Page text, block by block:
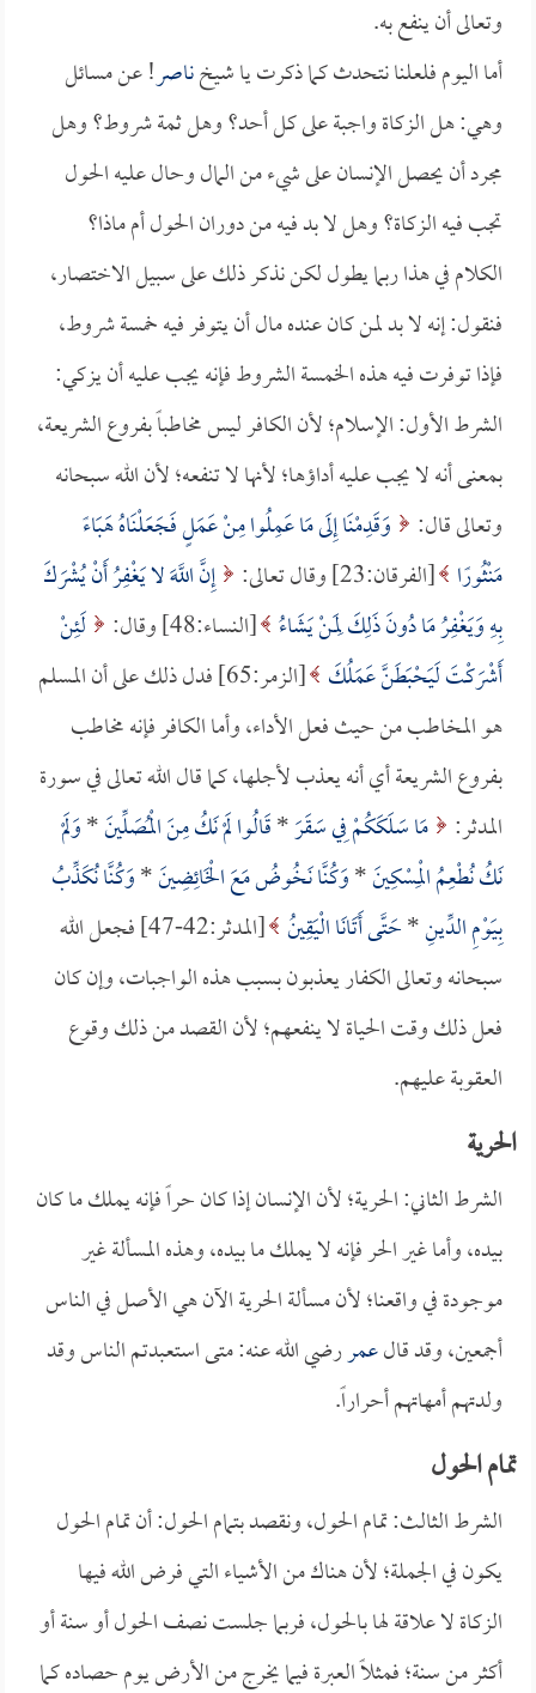
وتعالى أن ينفع به.
أما اليوم فلعلنا نتحدث كما ذكرت يا شيخناصر! عن مسائل
وهي: هل الزكاة واجبة على كل أحد؟ وهل ثمة شروط؟ وهل
مجرد أن يحصل الإنسان على شيء من المال وحال عليه الحول
تجب فيه الزكاة؟ وهل لا بد فيه من دوران الحول أم ماذا؟
الكلام في هذا ربما يطول لكن نذكر ذلك على سبيل الاختصار،
فنقول: إنه لا بد لمن كان عنده مال أن يتوفر فيه خمسة شروط،
فإذا توفرت فيه هذه الخمسة الشروط فإنه يجب عليه أن يزكي:
الشرط الأول: الإسلام؛ لأن الكافر ليس مخاطباً بفروع الشريعة،
بمعنى أنه لا يجب عليه أداؤها؛ لأنها لا تنفعه؛ لأن الله سبحانه
وتعالى قال:
وَقَدِمْنَا إِلَى مَا عَمِلُوا مِنْ عَمَلٍ فَجَعَلْنَاهُ هَبَاءً
مَنْثُورًا [الفرقان:23] وقال تعالى:
إِنَّ اللَّهَ لا يَغْفِرُ أَنْ يُشْرَكَ
بِهِ وَيَغْفِرُ مَا دُونَ ذَلِكَ لِمَنْ يَشَاءُ [النساء:48] وقال:
لَئِنْ
أَشْرَكْتَ لَيَحْبَطَنَّ عَمَلُكَ
[الزمر:65] فدل ذلك على أن المسلم
هو المخاطب من حيث فعل الأداء، وأما الكافر فإنه مخاطب
بفروع الشريعة أي أنه يعذب لأجلها، كما قال الله تعالى في سورة
المدثر: مَا سَلَكَكُمْ فِي سَقَرَ*قَالُوا لَمْ نَكُ مِنَ الْمُصَلِّينَ*وَلَمْ
نَكُ نُطْعِمُ الْمِسْكِينَ*وَكُنَّا نَخُوضُ مَعَ الْخَائِضِينَ*وَكُنَّا نُكَذِّبُ
بِيَوْمِ الدِّينِ*حَتَّى أَتَانَا الْيَقِينُ
[المدثر:42-47] فجعل الله
سبحانه وتعالى الكفار يعذبون بسبب هذه الواجبات، وإن كان
فعل ذلك وقت الحياة لا ينفعهم؛ لأن القصد من ذلك وقوع
العقوبة عليهم.
الحرية
الشرط الثاني: الحرية؛ لأن الإنسان إذا كان حراً فإنه يملك ما كان
بيده، وأما غير الحر فإنه لا يملك ما بيده، وهذه المسألة غير
موجودة في واقعنا؛ لأن مسألة الحرية الآن هي الأصل في الناس
أجمعين، وقد قالعمررضي الله عنه: متى استعبدتم الناس وقد
ولدتهم أمهاتهم أحراراً.
تمام الحول
الشرط الثالث: تمام الحول، ونقصد بتمام الحول: أن تمام الحول
يكون في الجملة؛ لأن هناك من الأشياء التي فرض الله فيها
الزكاة لا علاقة لها بالحول، فربما جلست نصف الحول أو سنة أو
أكثر من سنة؛ فمثلاً العبرة فيما يخرج من الأرض يوم حصاده كما